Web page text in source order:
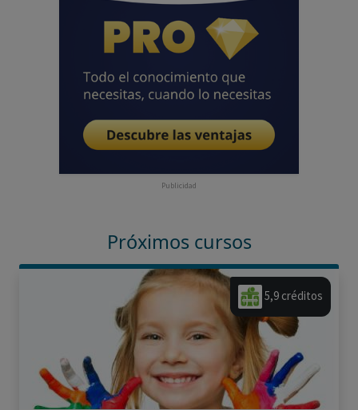
Publicidad
Próximos cursos
5,9 créditos